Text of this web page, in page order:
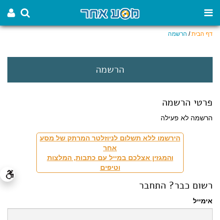
דף הבית/ הרשמה
הרשמה
פרטי הרשמה
הרשמה לא פעילה
הירשמו ללא תשלום לניוזלטר המרתק של מסע
אחר
והמגזין אצלכם במייל עם כתבות, המלצות
וטיפים
רשום כבר? התחבר
אימייל